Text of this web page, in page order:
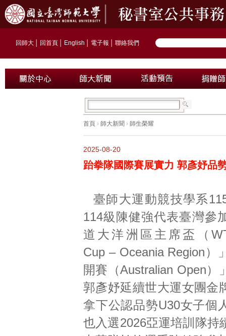
回師大 回首頁 English 電子報 聯絡我們
首頁 › 師大新聞 › 師生榮耀
2025-08-20
跆拳隊國際賽展實力 郭彥妤品
臺師大運動競技學系
114級陳健強代表臺灣參
道大洋洲區主席盃（
Cup – Oceania Region）
開賽（Australian Open）
郭彥妤延續世大運女團金
拿下公認品勢U30女子個
也入選2026亞運培訓隊持